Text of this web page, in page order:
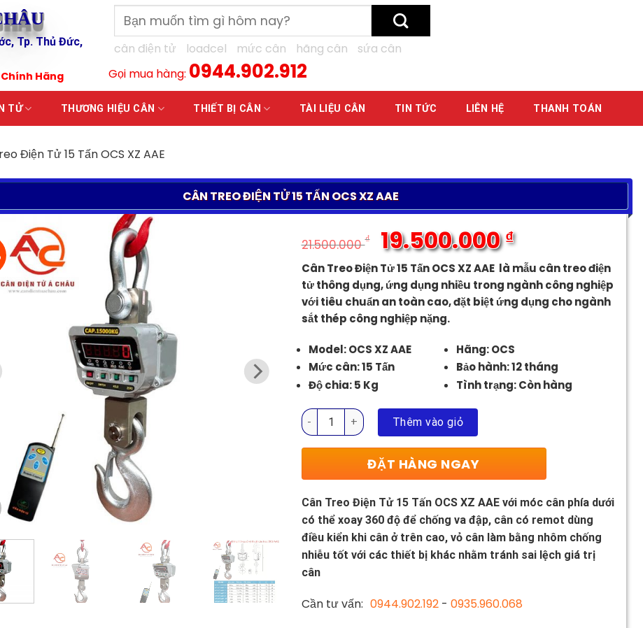
Tp. Thủ Đức,
Hãng
Tìm
kiếm:
cân điện tử
loadcel mức cân hãng cân
sứa cân
Gọi mua hàng: 0944.902.912
TỬ THƯƠNG HIỆU CÂN THIẾT BỊ CÂN TÀI LIỆU CÂN TIN TỨC LIÊN HỆ THANH TOÁN
Điện Tử 15 Tấn OCS XZ AAE
CÂN TREO ĐIỆN TỬ 15 TẤN OCS XZ AAE
21.500.000₫
Giá
gốc
là:
21.500.000 ₫.
19.500.000₫
Giá
hiện
tại
là:
19.500.000 ₫.
Cân Treo Điện Tử 15 Tấn OCS XZ AAE là mẫu cân treo điện
tử thông dụng, ứng dụng nhiều trong ngành công nghiệp
với tiêu chuẩn an toàn cao, đặt biệt ứng dụng cho ngành
sắt thép công nghiệp nặng.
Model: OCS XZ AAE
Mức cân: 15 Tấn
Độ chia: 5 Kg
Hãng: OCS
Bảo hành: 12 tháng
Tình trạng: Còn hàng
Cân Treo Điện Tử 15 Tấn OCS XZ AAE số lượng
Thêm vào giỏ
ĐẶT HÀNG NGAY
Cân Treo Điện Tử 15 Tấn OCS XZ AAE với móc cân phía dưới
có thể xoay 360 độ để chống va đập, cân có remot dùng
điều kiển khi cân ở trên cao, vỏ cân làm bằng nhôm chống
nhiễu tốt với các thiết bị khác nhằm tránh sai lệch giá trị
cân
Cần tư vấn: 0944.902.192- 0935.960.068